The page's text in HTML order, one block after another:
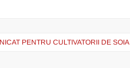
PENTRU CULTIVATORII DE SOIA